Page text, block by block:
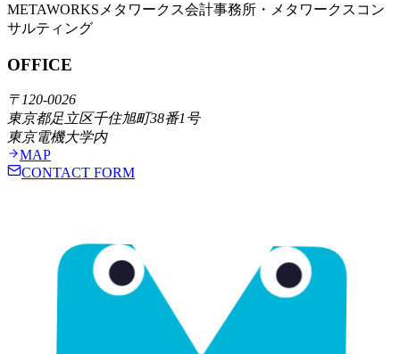
METAWORKS メタワークス会計事務所・メタワークスコン
サルティング
OFFICE
〒120-0026
東京都足立区千住旭町38番1号
東京電機大学内
MAP
CONTACT FORM